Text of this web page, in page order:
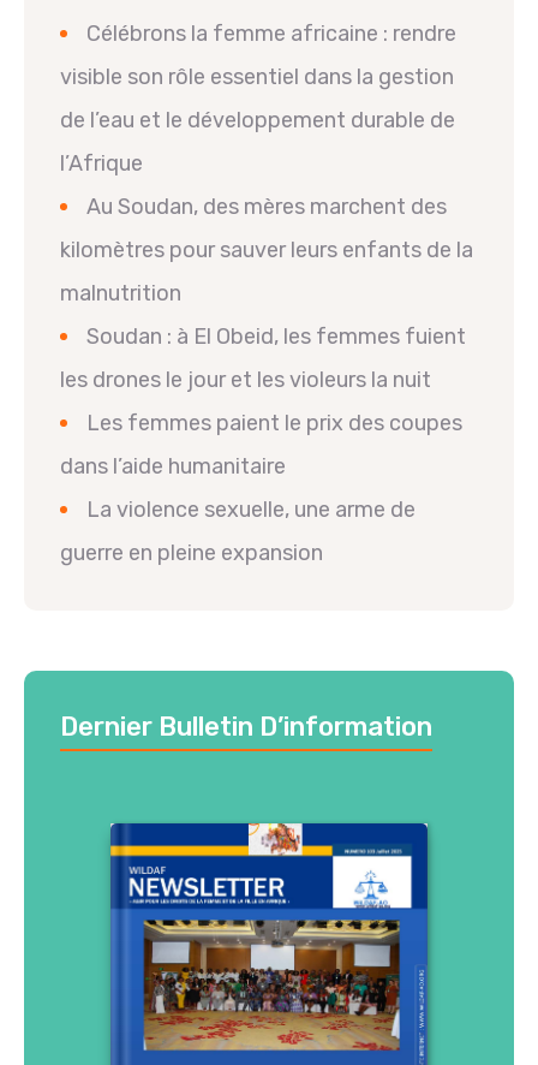
Célébrons la femme africaine : rendre
visible son rôle essentiel dans la gestion
de l’eau et le développement durable de
l’Afrique
Au Soudan, des mères marchent des
kilomètres pour sauver leurs enfants de la
malnutrition
Soudan : à El Obeid, les femmes fuient
les drones le jour et les violeurs la nuit
Les femmes paient le prix des coupes
dans l’aide humanitaire
La violence sexuelle, une arme de
guerre en pleine expansion
Dernier Bulletin D’information